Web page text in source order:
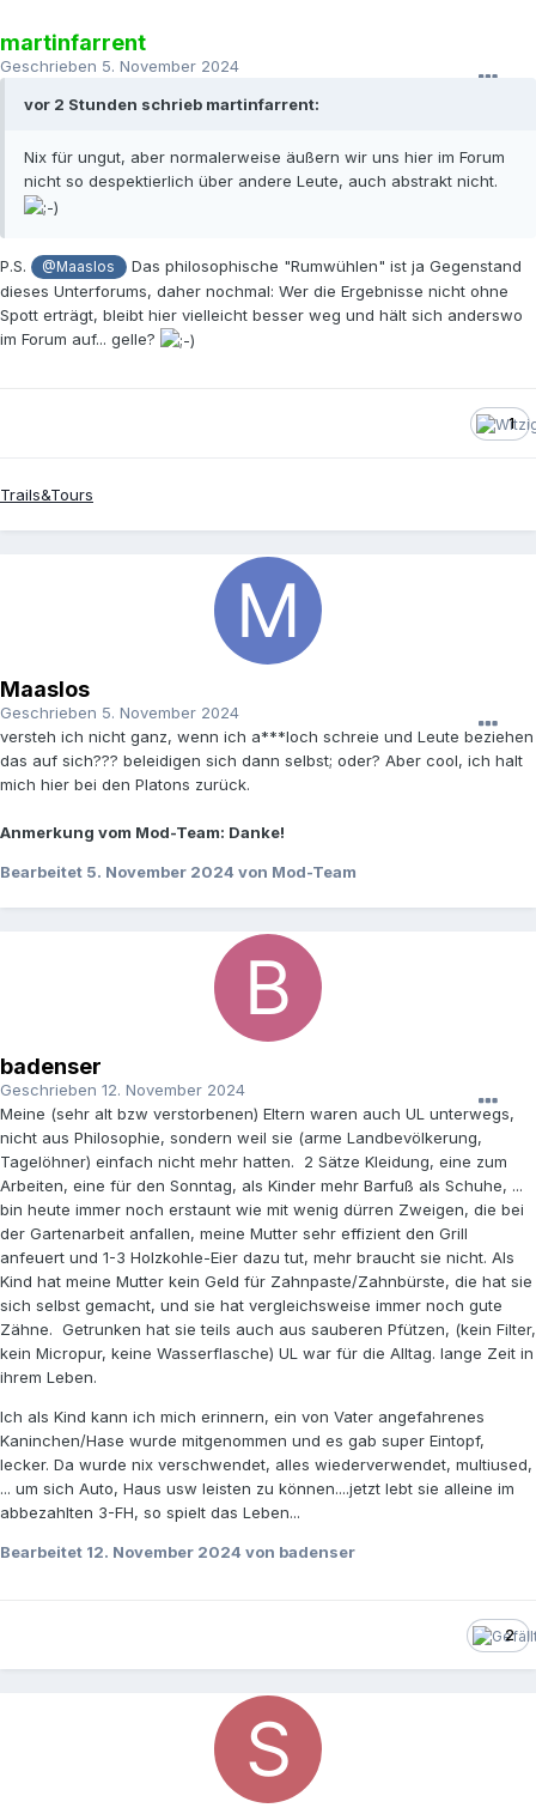
martinfarrent
Geschrieben 5. November 2024
vor 2 Stunden schrieb martinfarrent:
Nix für ungut, aber normalerweise äußern wir uns hier im Forum
nicht so despektierlich über andere Leute, auch abstrakt nicht.
P.S. @Maaslos
Das philosophische "Rumwühlen" ist ja Gegenstand
dieses Unterforums, daher nochmal: Wer die Ergebnisse nicht ohne
Spott erträgt, bleibt hier vielleicht besser weg und hält sich anderswo
im Forum auf... gelle?
1
Trails&Tours
Maaslos
Geschrieben 5. November 2024
versteh ich nicht ganz, wenn ich a***loch schreie und Leute beziehen
das auf sich??? beleidigen sich dann selbst; oder? Aber cool, ich halt
mich hier bei den Platons zurück.
Anmerkung vom Mod-Team: Danke!
Bearbeitet 5. November 2024 von Mod-Team
badenser
Geschrieben 12. November 2024
Meine (sehr alt bzw verstorbenen) Eltern waren auch UL unterwegs,
nicht aus Philosophie, sondern weil sie (arme Landbevölkerung,
Tagelöhner) einfach nicht mehr hatten. 2 Sätze Kleidung, eine zum
Arbeiten, eine für den Sonntag, als Kinder mehr Barfuß als Schuhe, ...
bin heute immer noch erstaunt wie mit wenig dürren Zweigen, die bei
der Gartenarbeit anfallen, meine Mutter sehr effizient den Grill
anfeuert und 1-3 Holzkohle-Eier dazu tut, mehr braucht sie nicht. Als
Kind hat meine Mutter kein Geld für Zahnpaste/Zahnbürste, die hat sie
sich selbst gemacht, und sie hat vergleichsweise immer noch gute
Zähne. Getrunken hat sie teils auch aus sauberen Pfützen, (kein Filter,
kein Micropur, keine Wasserflasche) UL war für die Alltag. lange Zeit in
ihrem Leben.
Ich als Kind kann ich mich erinnern, ein von Vater angefahrenes
Kaninchen/Hase wurde mitgenommen und es gab super Eintopf,
lecker. Da wurde nix verschwendet, alles wiederverwendet, multiused,
... um sich Auto, Haus usw leisten zu können....jetzt lebt sie alleine im
abbezahlten 3-FH, so spielt das Leben...
Bearbeitet 12. November 2024 von badenser
2